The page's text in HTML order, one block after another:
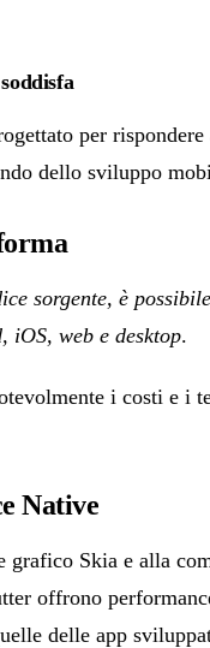
per
dello sviluppo
sorgente, è
iOS, web e desktop.
i costi e i
Native
grafico Skia e alla
offrono
delle app